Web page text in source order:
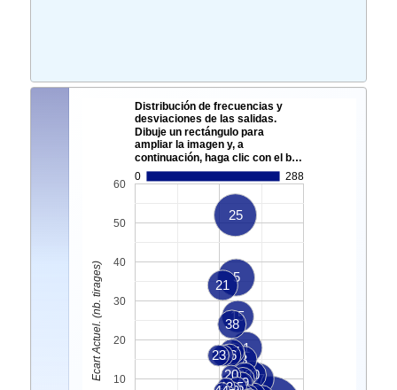
Distribución de frecuencias y
desviaciones de las salidas.
Dibuje un rectángulo para
ampliar la imagen y, a
continuación, haga clic con el b…
0
288
25
5
1
15
47
21
38
40
3
27
37
39
24
26
19
23
30
49
10
20
45
42
10
20
30
40
50
60
Ecart Actuel. (nb. tirages)